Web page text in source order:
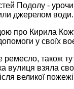
Подолу -
джерелом води.
про Кирила
у своїх
також
вулиця взяла
великої